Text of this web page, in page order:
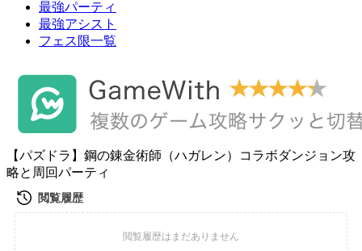
最強パーティ
最強アシスト
フェス限一覧
【パズドラ】鋼の錬金術師（ハガレン）コラボダンジョン攻
略と周回パーティ